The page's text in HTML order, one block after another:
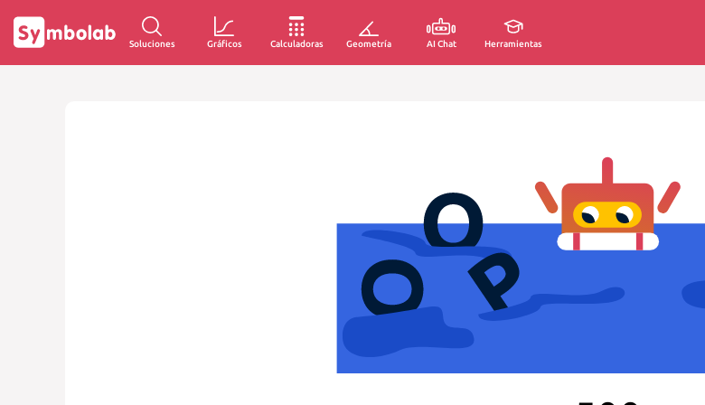
Soluciones Gráficos Calculadoras Geometría AI Chat Herramientas